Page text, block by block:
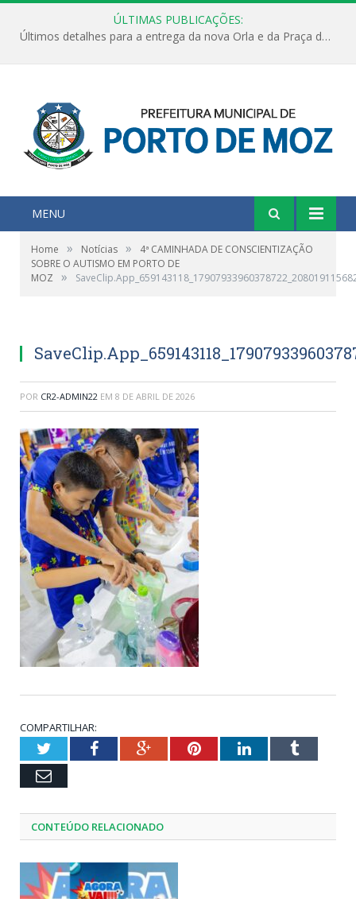
ÚLTIMAS PUBLICAÇÕES:
Últimos detalhes para a entrega da nova Orla e da Praça do Praião
MENU
Home » Notícias »
4ª CAMINHADA DE CONSCIENTIZAÇÃO
SOBRE O AUTISMO EM PORTO DE
MOZ
»
POR CR2-ADMIN22 EM 8 DE ABRIL DE 2026
COMPARTILHAR:
TwitterFacebookGoogle+PinterestLinkedInTumblr
Email
CONTEÚDO RELACIONADO